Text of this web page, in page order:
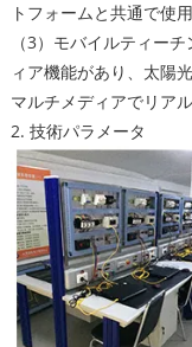
トフォームと共通で使
（3）モバイルティー
ィア機能があり、太陽
マルチメディアでリア
2. 技術パラメータ